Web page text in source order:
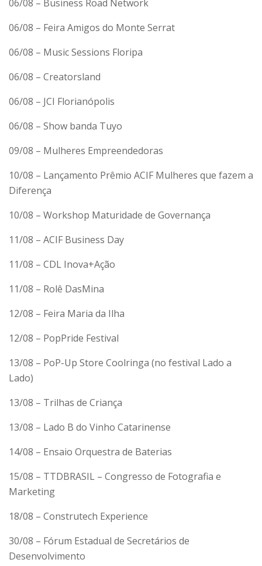
06/08 – Business Road Network
06/08 – Feira Amigos do Monte Serrat
06/08 – Music Sessions Floripa
06/08 – Creatorsland
06/08 – JCI Florianópolis
06/08 – Show banda Tuyo
09/08 – Mulheres Empreendedoras
10/08 – Lançamento Prêmio ACIF Mulheres que fazem a
Diferença
10/08 – Workshop Maturidade de Governança
11/08 – ACIF Business Day
11/08 – CDL Inova+Ação
11/08 – Rolê DasMina
12/08 – Feira Maria da Ilha
12/08 – PopPride Festival
13/08 – PoP-Up Store Coolringa (no festival Lado a
Lado)
13/08 – Trilhas de Criança
13/08 – Lado B do Vinho Catarinense
14/08 – Ensaio Orquestra de Baterias
15/08 – TTDBRASIL – Congresso de Fotografia e
Marketing
18/08 – Construtech Experience
30/08 – Fórum Estadual de Secretários de
Desenvolvimento